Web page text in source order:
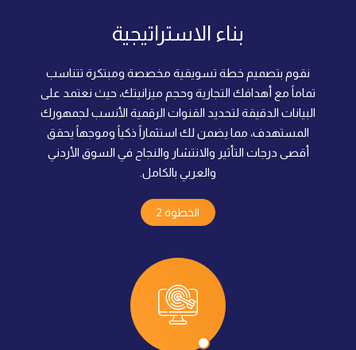
بناء الاستراتيجية
نقوم بتصميم خطة تسويقية مخصصة ومبتكرة تتناسب
تماماً مع أهدافك التجارية وحجم ميزانيتك، حيث نعتمد على
البيانات الدقيقة لتحديد القنوات الرقمية الأنسب لجمهورك
المستهدف، مما يضمن لك استثماراً ذكياً وموجهاً يحقق
أقصى درجات التأثير والانتشار والنجاح في السوق الأردني
والعربي بالكامل.
الخطوة 2